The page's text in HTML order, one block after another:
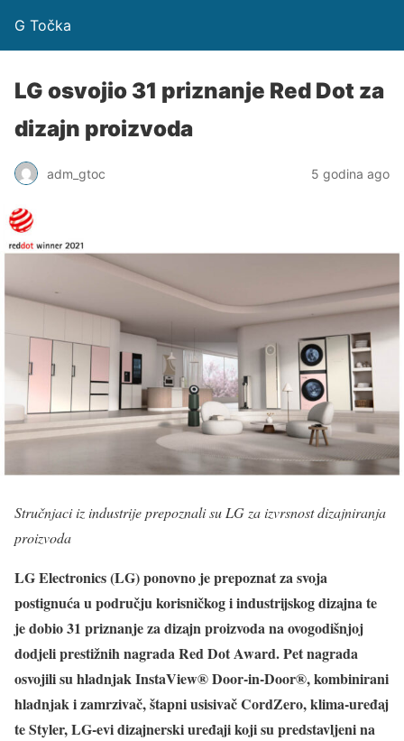
G Točka
LG osvojio 31 priznanje Red Dot za
dizajn proizvoda
adm_gtoc 5 godina ago
Stručnjaci iz industrije prepoznali su LG za izvrsnost dizajniranja
proizvoda
LG Electronics (LG) ponovno je prepoznat za svoja
postignuća u području korisničkog i industrijskog dizajna te
je dobio 31 priznanje za dizajn proizvoda na ovogodišnjoj
dodjeli prestižnih nagrada Red Dot Award. Pet nagrada
osvojili su hladnjak InstaView® Door-in-Door®, kombinirani
hladnjak i zamrzivač, štapni usisivač CordZero, klima-uređaj
te Styler, LG-evi dizajnerski uređaji koji su predstavljeni na